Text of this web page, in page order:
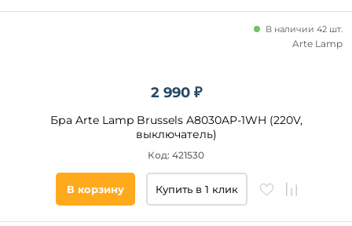
2 990 ₽
Бра Arte Lamp Brussels A8030AP-1WH (220V,
выключатель)
В наличии 42 шт.
Код: 421530
Arte Lamp
В корзину Купить в 1 клик